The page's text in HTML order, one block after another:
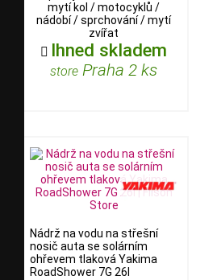
mytí kol / motocyklů /
nádobí / sprchování / mytí
zvířat
 Ihned skladem
store Praha 2 ks
Nádrž na vodu na střešní
nosič auta se solárním
ohřevem tlaková Yakima
RoadShower 7G 26l